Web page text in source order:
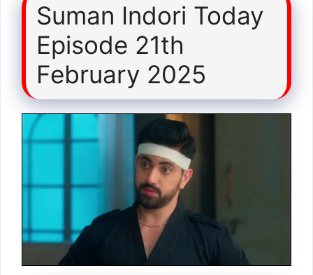
Suman Indori Today
Episode 21th
February 2025